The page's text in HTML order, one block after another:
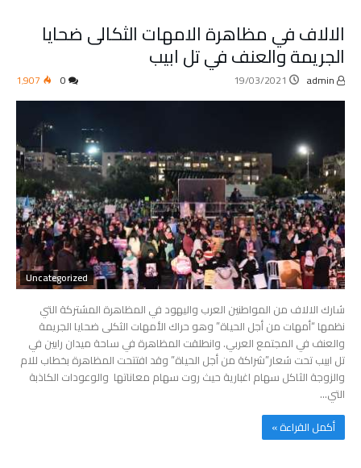
الالاف في مظاهرة الامهات الثكالى ضحايا
الجريمة والعنف في تل ابيب
19/03/2021 1٬907
Uncategorized
شارك الالاف من المواطنين العرب واليهود في المظاهرة المشتركة التي
نظمها “أمهات من أجل الحياة” وهو حراك الأمهات الثكلى ضحايا الجريمة
والعنف في المجتمع العربي. وانطلقت المظاهرة في ساحة ميدان رابين في
تل ابيب تحت شعار”شراكة من أجل الحياة” وقد افتتحت المظاهرة بخطاب للام
والزوجة الثاكل سهام اغبارية حيث روت سهام معاناتها والوعودات الكاذبة
التي…
‫أكمل القراءة »‬